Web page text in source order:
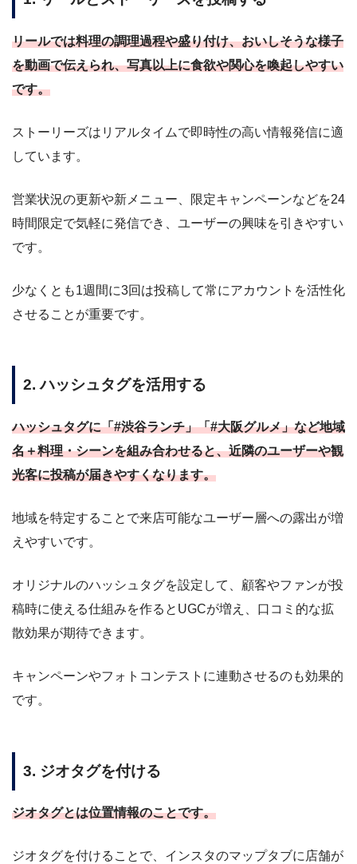
リールでは料理の調理過程や盛り付け、おいしそうな様子
を動画で伝えられ、写真以上に食欲や関心を喚起しやすい
です。
ストーリーズはリアルタイムで即時性の高い情報発信に適
しています。
営業状況の更新や新メニュー、限定キャンペーンなどを24
時間限定で気軽に発信でき、ユーザーの興味を引きやすい
です。
少なくとも1週間に3回は投稿して常にアカウントを活性化
させることが重要です。
2. ハッシュタグを活用する
ハッシュタグに「#渋谷ランチ」「#大阪グルメ」など地域
名＋料理・シーンを組み合わせると、近隣のユーザーや観
光客に投稿が届きやすくなります。
地域を特定することで来店可能なユーザー層への露出が増
えやすいです。
オリジナルのハッシュタグを設定して、顧客やファンが投
稿時に使える仕組みを作るとUGCが増え、口コミ的な拡
散効果が期待できます。
キャンペーンやフォトコンテストに連動させるのも効果的
です。
3. ジオタグを付ける
ジオタグとは位置情報のことです。
ジオタグを付けることで、インスタのマップタブに店舗が